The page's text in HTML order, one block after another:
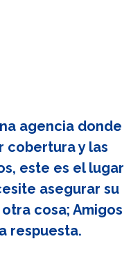
agencia donde
cobertura y las
este es el lugar
asegurar su
cosa; Amigos
respuesta.